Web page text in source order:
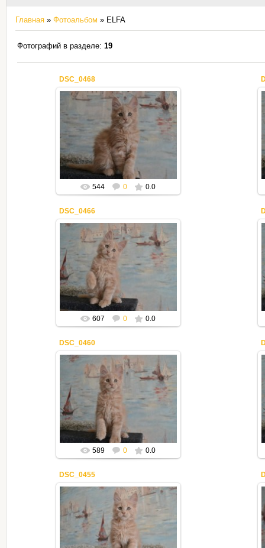
Главная » Фотоальбом » ELFA
Фотографий в разделе: 19
DSC_0468
02.05.2020
Mila2409
544 0 0.0
DSC_0466
02.05.2020
Mila2409
607 0 0.0
DSC_0460
02.05.2020
Mila2409
589 0 0.0
DSC_0455
02.05.2020
Mila2409